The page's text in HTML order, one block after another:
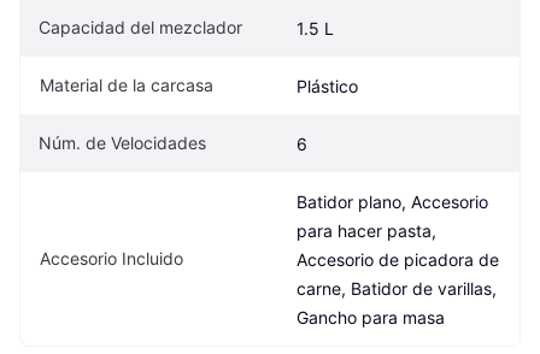
Capacidad del mezclador 1.5 L
Material de la carcasa Plástico
Núm. de Velocidades 6
Accesorio Incluido
Batidor plano, Accesorio
para hacer pasta,
Accesorio de picadora de
carne, Batidor de varillas,
Gancho para masa